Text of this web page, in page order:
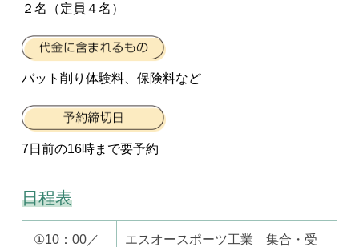
２名（定員４名）
バット削り体験料、保険料など
7日前の16時まで要予約
日程表
①10：00／
エスオースポーツ工業 集合・受